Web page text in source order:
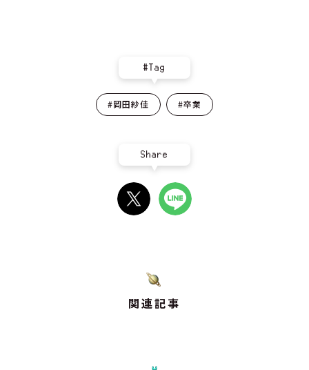
#Tag
#岡田紗佳 #卒業
Share
関連記事